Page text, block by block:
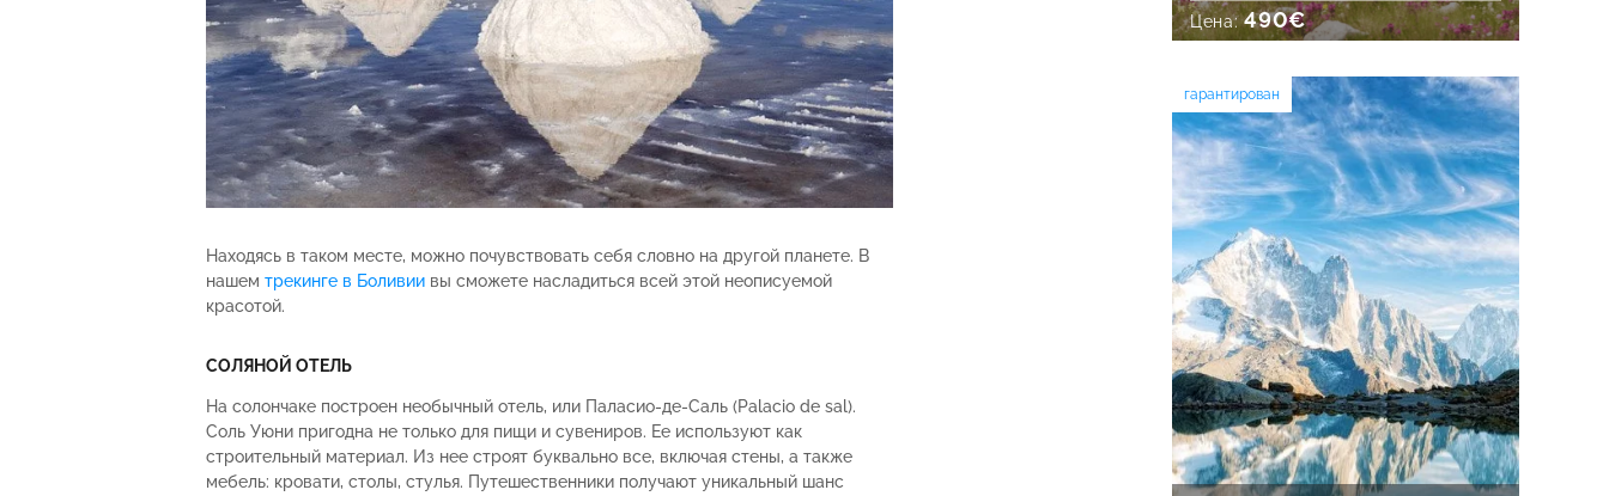
Находясь в таком месте, можно почувствовать себя словно на другой планете. В
нашем трекинге в Боливии вы сможете насладиться всей этой неописуемой
красотой.
СОЛЯНОЙ ОТЕЛЬ
На солончаке построен необычный отель, или Паласио-де-Саль (Palacio de sal).
Соль Уюни пригодна не только для пищи и сувениров. Ее используют как
строительный материал. Из нее строят буквально все, включая стены, а также
мебель: кровати, столы, стулья. Путешественники получают уникальный шанс
Цена:490€
гарантирован